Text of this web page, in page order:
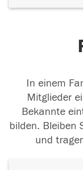
In einem
Mitglieder
Bekannte
bilden. Bleiben
und